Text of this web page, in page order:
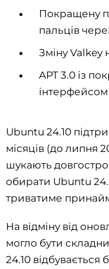
Покращену
пальців
Зміну Valkey
APT 3.0 із
Ubuntu 24.10
місяців (до липня
шукають
обирати Ubuntu
триватиме
На відміну від
могло бути
24.10